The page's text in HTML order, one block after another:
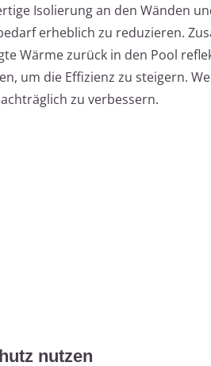
Isolierung an den Wänden
erheblich zu reduzieren.
Wärme zurück in den Pool
um die Effizienz zu steigern.
zu verbessern.
nutzen